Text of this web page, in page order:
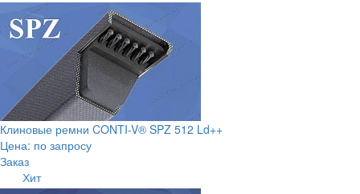
Клиновые ремни CONTI-V® SPZ 512 Ld++
Цена: по запросу
Заказ
Хит